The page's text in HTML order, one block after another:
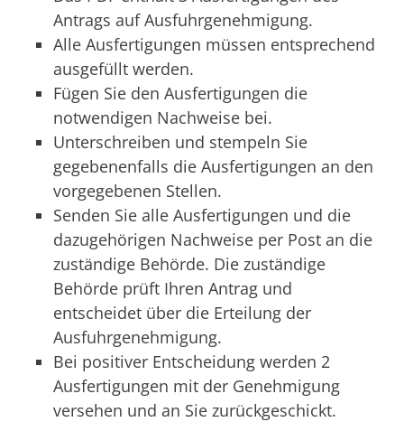
Antrags auf Ausfuhrgenehmigung.
Alle Ausfertigungen müssen entsprechend
ausgefüllt werden.
Fügen Sie den Ausfertigungen die
notwendigen Nachweise bei.
Unterschreiben und stempeln Sie
gegebenenfalls die Ausfertigungen an den
vorgegebenen Stellen.
Senden Sie alle Ausfertigungen und die
dazugehörigen Nachweise per Post an die
zuständige Behörde. Die zuständige
Behörde prüft Ihren Antrag und
entscheidet über die Erteilung der
Ausfuhrgenehmigung.
Bei positiver Entscheidung werden 2
Ausfertigungen mit der Genehmigung
versehen und an Sie zurückgeschickt.